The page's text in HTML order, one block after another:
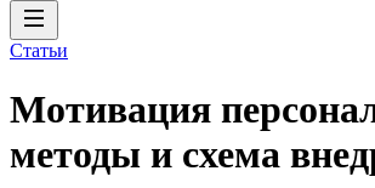
Статьи
Мотивация
методы и схема